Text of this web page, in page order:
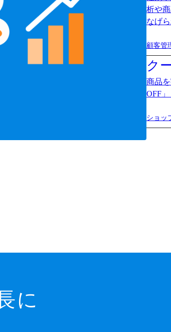
析や
なげら
顧客管
ク
商品
OFF
ショッ
に